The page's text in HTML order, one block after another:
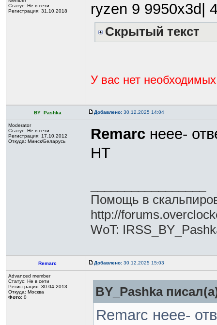
Статус: Не в сети
Регистрация: 31.10.2018
ryzen 9 9950x3d|
Скрытый текст
У вас нет
BY_Pashka Добавлено: 30.12.2025 14:04
Moderator
Статус: Не в сети
Регистрация: 17.10.2012
Откуда: Минск/Беларусь
Remarc неее-
HT
Помощь в
http://
WoT:
Remarc Добавлено: 30.12.2025 15:03
Advanced member
Статус: Не в сети
Регистрация: 30.04.2013
Откуда: Москва
Фото: 0 BY_Pashka
Remarc неее-